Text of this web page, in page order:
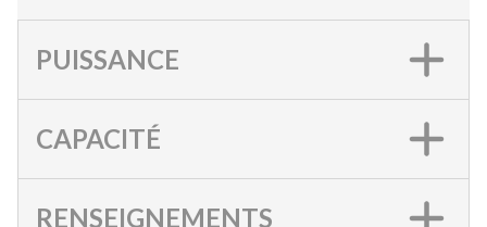
PUISSANCE
CAPACITÉ
RENSEIGNEMENTS